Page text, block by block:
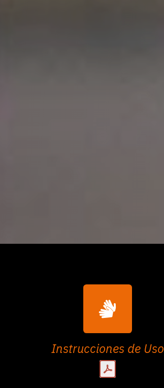
Instrucciones de Uso